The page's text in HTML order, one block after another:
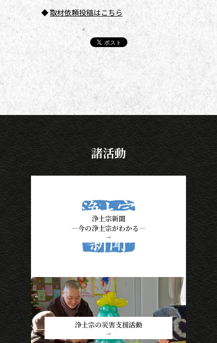
◆取材依頼投稿はこちら
諸活動
浄土宗新聞
―今の浄土宗がわかる―
→
浄土宗の災害支援活動
→